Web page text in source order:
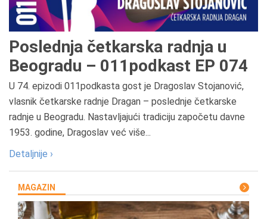
Poslednja četkarska radnja u
Beogradu – 011podkast EP 074
U 74. epizodi 011podkasta gost je Dragoslav Stojanović,
vlasnik četkarske radnje Dragan – poslednje četkarske
radnje u Beogradu. Nastavljajući tradiciju započetu davne
1953. godine, Dragoslav već više...
Detaljnije ›
MAGAZIN